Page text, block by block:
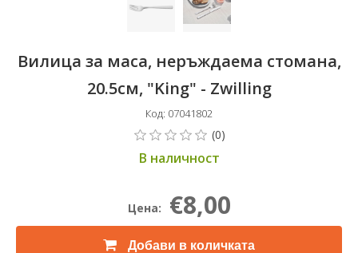
Вилица за маса, неръждаема стомана,
20.5см, "King" - Zwilling
Код: 07041802
В наличност
Цена: €8,00
Добави в количката